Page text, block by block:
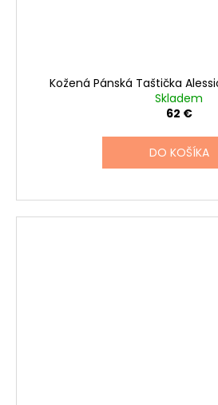
Kožená Pánská Taštička
Skladem
62 €
DO KOŠÍKA